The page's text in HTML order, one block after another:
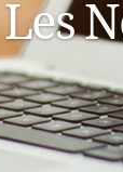
Les